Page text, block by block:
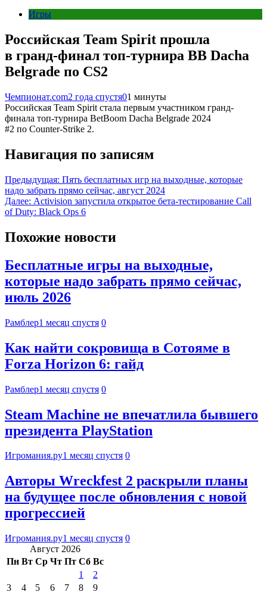
Игры
Российская Team Spirit прошла
в гранд-финал топ-турнира BB Dacha
Belgrade по CS2
Чемпионат.com2 года спустя01 минуты
Российская Team Spirit стала первым участником гранд-
финала топ-турнира BetBoom Dacha Belgrade 2024
#2 по Counter-Strike 2.
Навигация по записям
Предыдущая: Пять бесплатных игр на выходные, которые
надо забрать прямо сейчас, август 2024
Далее: Activision запустила открытое бета-тестирование Call
of Duty: Black Ops 6
Похожие новости
Бесплатные игры на выходные,
которые надо забрать прямо сейчас,
июль 2026
Рамблер1 месяц спустя 0
Как найти сокровища в Сотояме в
Forza Horizon 6: гайд
Рамблер1 месяц спустя 0
Steam Machine не впечатлила бывшего
президента PlayStation
Игромания.ру1 месяц спустя 0
Авторы Wreckfest 2 раскрыли планы
на будущее после обновления с новой
прогрессией
Игромания.ру1 месяц спустя 0
Август 2026
Пн Вт Ср Чт Пт Сб Вс
1
2
3
4 5 6 7 8
9